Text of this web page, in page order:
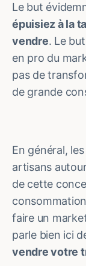
Le but
épuisiez à la
vendre. Le
en pro du
pas de
de grande
En général,
artisans
de cette
faire un
parle bien ici
vendre votre